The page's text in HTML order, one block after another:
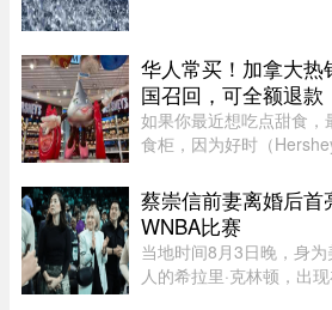
Jean地区的Chicoutimi河
华人常买！加拿大
国召回，可全额退款
如果你最近想吃点甜食
食柜，因为好时（
Shutterstock.com8月1日
Canada）发布公告称，
蔡崇信前妻离婚后
WNBA比赛
当地时间8月3日晚，身
人的希拉里·克林顿，出